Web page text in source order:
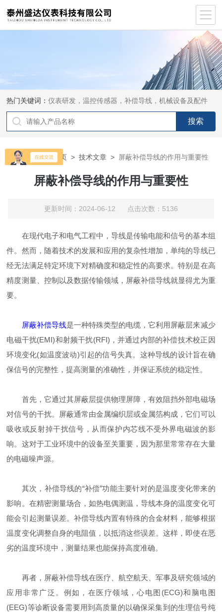
热门关键词：仪表研发，温控传感器，补偿导线，机械设备及配件
当前位置：首页 >技术文章 > 屏蔽补偿导线的作用与重要性
屏蔽补偿导线的作用与重要性
更新时间：2024-06-12 点击次数：5136
在现代电子和电气工程中，导线是传输电能和信号的基本组
件。然而，随着技术的发展和应用的复杂性增加，单纯的导线已
经无法满足特定环境下对精确度和稳定性的高要求。特别是在高
精度测量、控制以及数据传输领域，屏蔽补偿导线就显得尤为重
要。
屏蔽补偿导线是一种特殊类型的电缆，它利用屏蔽层来减少
电磁干扰(EMI)和射频干扰(RFI)，并通过内部的补偿技术校正因
环境变化(如温度波动)引起的信号失真。这种导线的设计旨在确
保信号的完整性，提高测量的准确性，并保证系统的稳定性。
首先，它通过其屏蔽层提供物理屏障，有效阻挡外部电磁场
对信号的干扰。屏蔽通常由金属编织层或金属箔构成，它们可以
吸收或反射掉干扰信号，从而保护内芯线不受外界电磁波的影
响。这对于工业环境中的设备至关重要，因为那里常常存在大量
的电磁噪声源。
其次，补偿导线的“补偿”功能主要针对的是温度变化带来的
影响。在精密测量场合，如热电偶测温，导线本身的温度变化可
能会引起测量误差。补偿导线内置有特殊的合金材料，能够根据
温度变化调整自身的电阻值，以抵消这些误差。这样，即使在恶
劣的温度环境中，测量结果也能保持高度准确。
再者，屏蔽补偿导线在医疗、航空航天、军事及研究领域的
应用非常广泛。例如，在医疗领域，心电图(ECG)和脑电图
(EEG)等诊断设备需要用到高质量的以确保采集到的生理信号纯